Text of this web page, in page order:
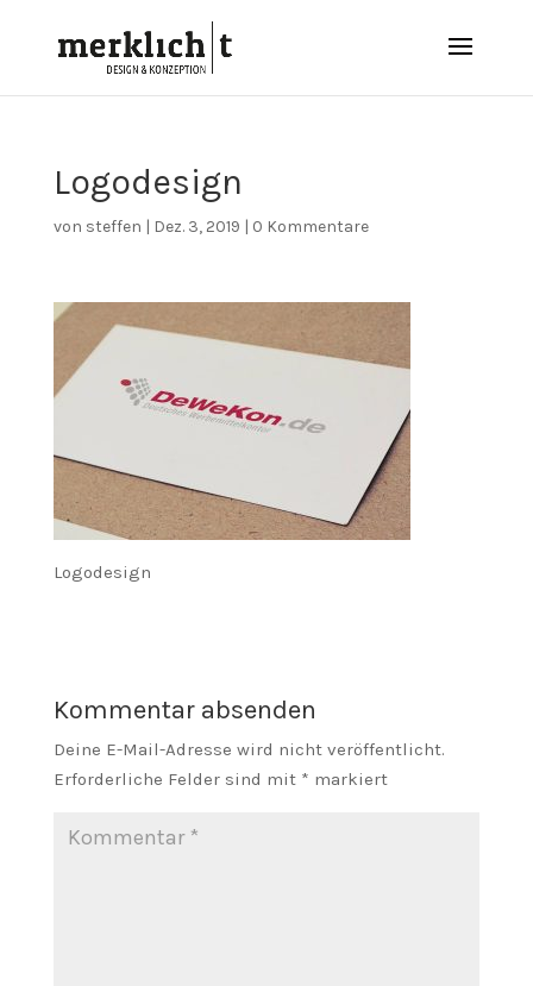
Logodesign
von steffen | Dez. 3, 2019 | 0 Kommentare
Logodesign
Kommentar absenden
Deine E-Mail-Adresse wird nicht veröffentlicht.
Erforderliche Felder sind mit * markiert